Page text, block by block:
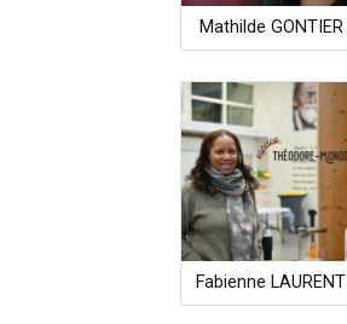
Mathilde GONTIER
Fabienne LAURENT